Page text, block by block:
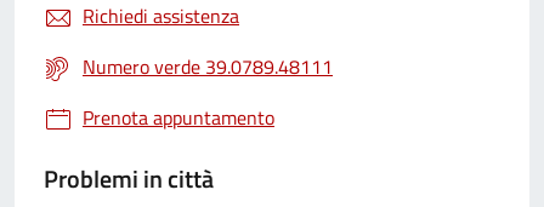
Richiedi assistenza
Numero verde 39.0789.48111
Prenota appuntamento
Problemi in città